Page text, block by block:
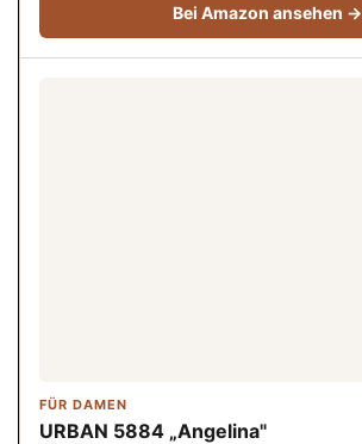
Bei Amazon ansehen →
FÜR DAMEN
URBAN 5884 „Angelina"